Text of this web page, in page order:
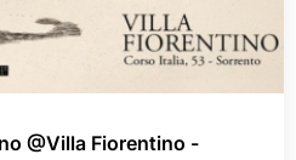
@Villa Fiorentino -